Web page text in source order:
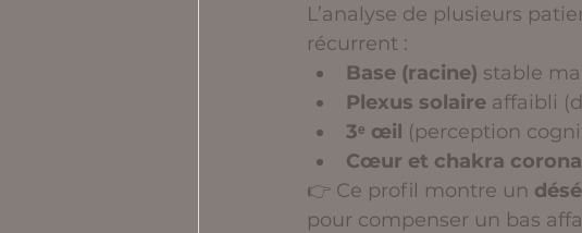
L’analyse de plusieurs
récurrent :
Base (racine) stable
Plexus solaire affaibli
3ᵉ œil (perception
Cœur et chakra
👉 Ce profil montre un
pour compenser un bas